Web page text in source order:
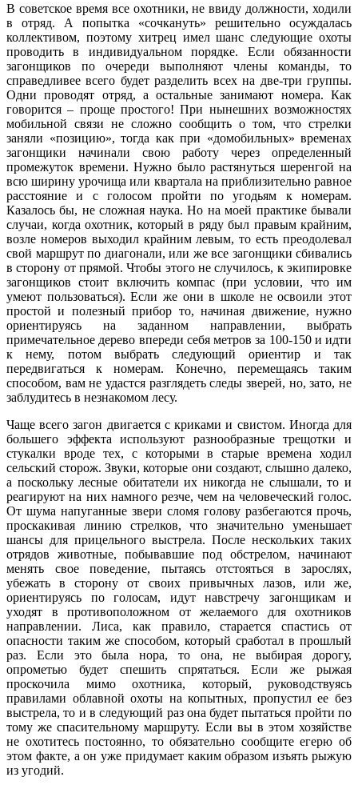
В советское время все охотники, не ввиду должности, ходили
в отряд. А попытка «сочкануть» решительно осуждалась
коллективом, поэтому хитрец имел шанс следующие охоты
проводить в индивидуальном порядке. Если обязанности
загонщиков по очереди выполняют члены команды, то
справедливее всего будет разделить всех на две-три группы.
Одни проводят отряд, а остальные занимают номера. Как
говорится – проще простого! При нынешних возможностях
мобильной связи не сложно сообщить о том, что стрелки
заняли «позицию», тогда как при «домобильных» временах
загонщики начинали свою работу через определенный
промежуток времени. Нужно было растянуться шеренгой на
всю ширину урочища или квартала на приблизительно равное
расстояние и с голосом пройти по угодьям к номерам.
Казалось бы, не сложная наука. Но на моей практике бывали
случаи, когда охотник, который в ряду был правым крайним,
возле номеров выходил крайним левым, то есть преодолевал
свой маршрут по диагонали, или же все загонщики сбивались
в сторону от прямой. Чтобы этого не случилось, к экипировке
загонщиков стоит включить компас (при условии, что им
умеют пользоваться). Если же они в школе не освоили этот
простой и полезный прибор то, начиная движение, нужно
ориентируясь на заданном направлении, выбрать
примечательное дерево впереди себя метров за 100-150 и идти
к нему, потом выбрать следующий ориентир и так
передвигаться к номерам. Конечно, перемещаясь таким
способом, вам не удастся разглядеть следы зверей, но, зато, не
заблудитесь в незнакомом лесу.
Чаще всего загон двигается с криками и свистом. Иногда для
большего эффекта используют разнообразные трещотки и
стукалки вроде тех, с которыми в старые времена ходил
сельский сторож. Звуки, которые они создают, слышно далеко,
а поскольку лесные обитатели их никогда не слышали, то и
реагируют на них намного резче, чем на человеческий голос.
От шума напуганные звери сломя голову разбегаются прочь,
проскакивая линию стрелков, что значительно уменьшает
шансы для прицельного выстрела. После нескольких таких
отрядов животные, побывавшие под обстрелом, начинают
менять свое поведение, пытаясь отстояться в зарослях,
убежать в сторону от своих привычных лазов, или же,
ориентируясь по голосам, идут навстречу загонщикам и
уходят в противоположном от желаемого для охотников
направлении. Лиса, как правило, старается спастись от
опасности таким же способом, который сработал в прошлый
раз. Если это была нора, то она, не выбирая дорогу,
опрометью будет спешить спрятаться. Если же рыжая
проскочила мимо охотника, который, руководствуясь
правилами облавной охоты на копытных, пропустил ее без
выстрела, то и в следующий раз она будет пытаться пройти по
тому же спасительному маршруту. Если вы в этом хозяйстве
не охотитесь постоянно, то обязательно сообщите егерю об
этом факте, а он уже придумает каким образом изъять рыжую
из угодий.